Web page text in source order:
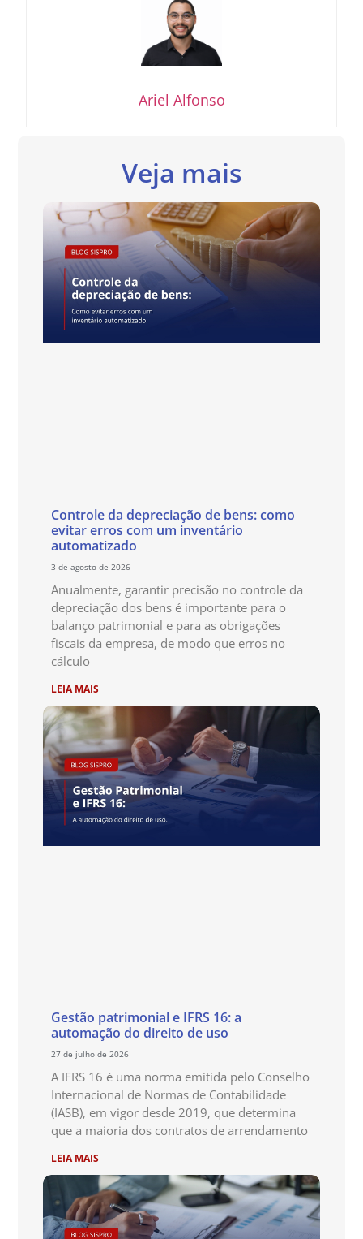
Ariel Alfonso
Veja mais
Controle da depreciação de bens: como
evitar erros com um inventário
automatizado
3 de agosto de 2026
Anualmente, garantir precisão no controle da
depreciação dos bens é importante para o
balanço patrimonial e para as obrigações
fiscais da empresa, de modo que erros no
cálculo
LEIA MAIS
Gestão patrimonial e IFRS 16: a
automação do direito de uso
27 de julho de 2026
A IFRS 16 é uma norma emitida pelo Conselho
Internacional de Normas de Contabilidade
(IASB), em vigor desde 2019, que determina
que a maioria dos contratos de arrendamento
LEIA MAIS